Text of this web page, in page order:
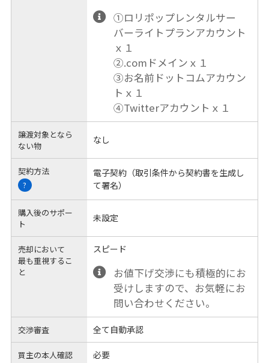
①ロリポップレンタルサー
バーライトプランアカウント
ｘ１
②.comドメインｘ１
③お名前ドットコムアカウン
トｘ１
④Twitterアカウントｘ１
譲渡対象となら
ない物
なし
契約方法
?
電子契約（取引条件から契約書を生成し
て署名）
購入後のサポー
ト
未設定
売却において
最も重視するこ
と
スピード
お値下げ交渉にも積極的にお
受けしますので、お気軽にお
問い合わせください。
交渉審査 全て自動承認
買主の本人確認 必要